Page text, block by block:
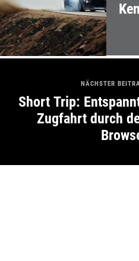
NÄCHSTER
Short Trip:
Zugfahrt durch